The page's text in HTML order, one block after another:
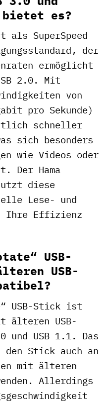
es?
als SuperSpeed
der
ermöglicht
2.0. Mit
von
pro Sekunde)
schneller
sich besonders
wie Videos oder
Der Hama
diese
Lese- und
Ihre Effizienz
USB-
USB-
USB-Stick ist
älteren USB-
und USB 1.1. Das
den Stick auch an
mit älteren
Allerdings